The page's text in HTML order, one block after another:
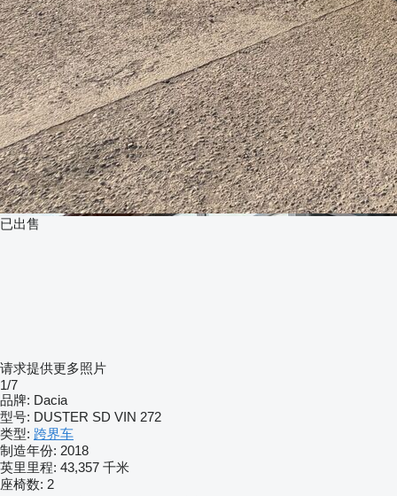
已出售
请求提供更多照片
1/7
品牌: Dacia
型号: DUSTER SD VIN 272
类型: 跨界车
制造年份: 2018
英里里程: 43,357 千米
座椅数: 2